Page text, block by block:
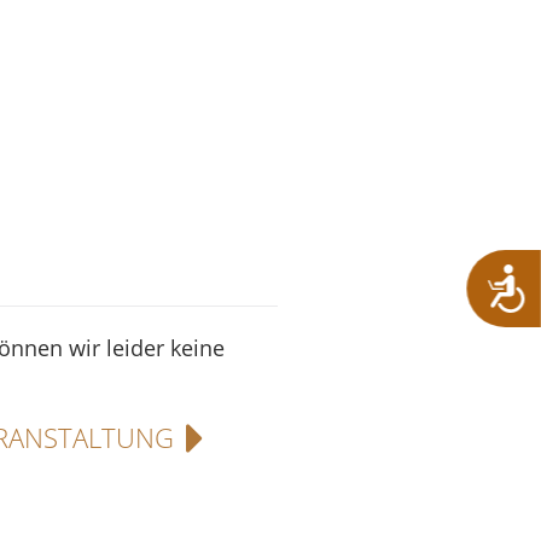
wir leider keine